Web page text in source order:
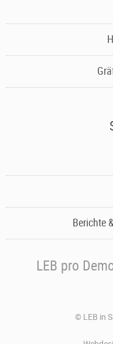
Berichte
LEB pro
© LEB in